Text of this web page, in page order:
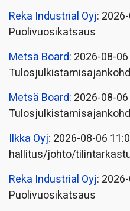
Reka Industrial Oyj:
Puolivuosikatsaus
Metsä Board: 2026-08-
Metsä Board: 2026-08-
Ilkka Oyj: 2026-08-06
hallitus/johto/
Reka Industrial Oyj:
Puolivuosikatsaus